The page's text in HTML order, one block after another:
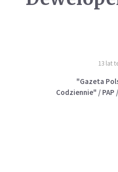
13 lat
"Gazeta
Codziennie" / PAP